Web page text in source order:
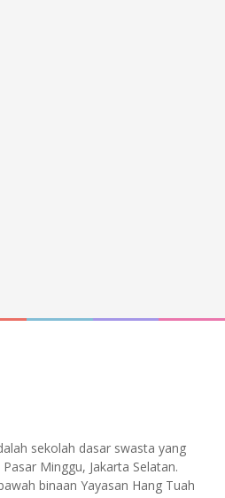
sekolah dasar swasta yang
Minggu, Jakarta Selatan.
binaan Yayasan Hang Tuah